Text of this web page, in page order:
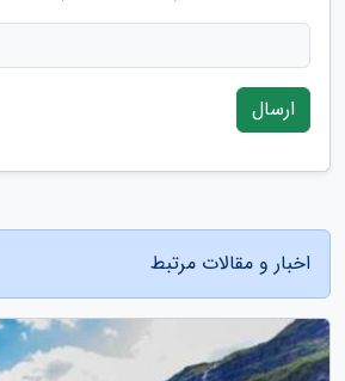
ارسال
اخبار و مقالات مرتبط